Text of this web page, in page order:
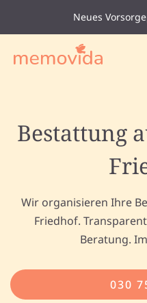
Neues
Bestattung
Wir organisieren Ihre
Friedhof.
Beratung.
030